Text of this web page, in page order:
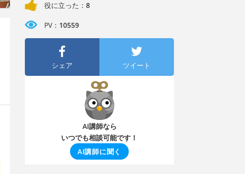
役に立った： 8
PV： 10559
シェア ツイート
AI講師なら
いつでも相談可能です！
AI講師に聞く